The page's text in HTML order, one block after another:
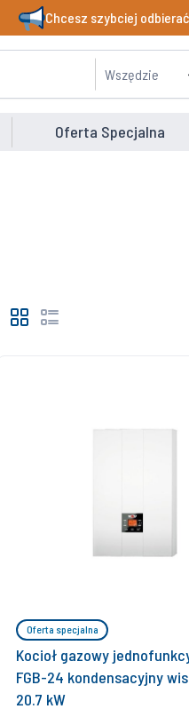
Chcesz szybciej
Wszędzie
Oferta Specjalna
Oferta specjalna
Kocioł gazowy
FGB-24 kondensacyjny
20.7 kW